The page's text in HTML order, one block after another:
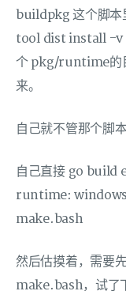
buildpkg 这个脚本
tool dist install -v
个 pkg/runtime的
来。
自己就不管那个脚
自己直接 go build
runtime:
make.bash
然后估摸着，需要
make.bash，试了